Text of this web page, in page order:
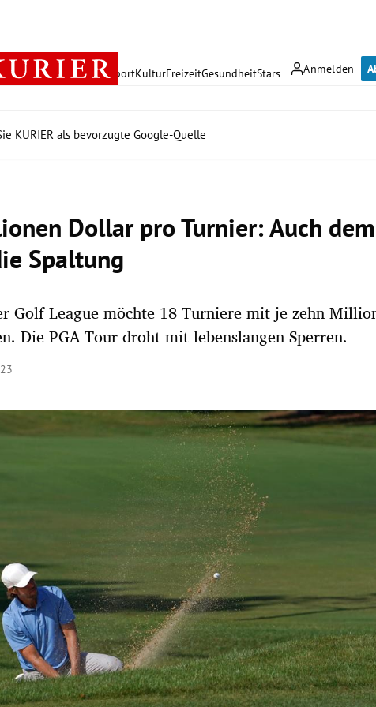
Anmelden
PolitikWirtschaft SportKulturFreizeitGesundheitStars
KURIER als bevorzugte Google-Quelle
Dollar pro Turnier: Auch
Spaltung
Golf League möchte 18 Turniere mit je zehn
Die PGA-Tour droht mit lebenslangen Sperren.
öffnen/schließen